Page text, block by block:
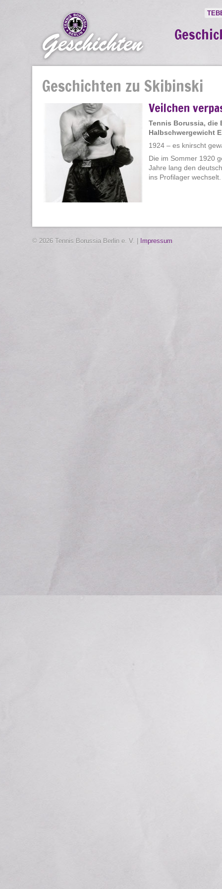
Geschichten zu Skibinski
Veilchen
Tennis Borussia, die
Halbschwergewicht
1924 – es knirscht
Die im Sommer 1920
Jahre lang den
ins Profilager
© 2026 Tennis Borussia Berlin e. V. | Impressum